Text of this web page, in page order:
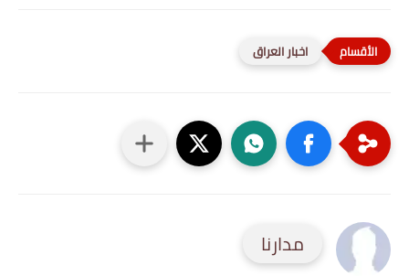
اخبار العراق
مدارنا